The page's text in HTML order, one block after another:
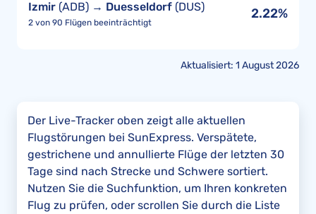
Izmir (ADB) → Duesseldorf (DUS)
2 von 90 Flügen beeinträchtigt
2.22%
Aktualisiert: 1 August 2026
Der Live-Tracker oben zeigt alle aktuellen
Flugstörungen bei SunExpress. Verspätete,
gestrichene und annullierte Flüge der letzten 30
Tage sind nach Strecke und Schwere sortiert.
Nutzen Sie die Suchfunktion, um Ihren konkreten
Flug zu prüfen, oder scrollen Sie durch die Liste